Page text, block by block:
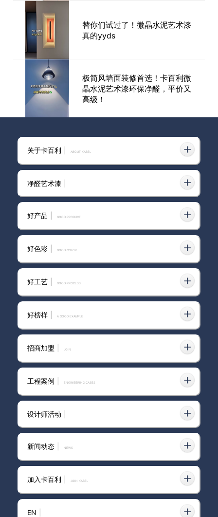
艺术漆厂家怎么选？卡百利净醛
蛋壳光助你打造耐用又美的奶油
风墙面
替你们试过了！微晶水泥艺术漆
真的yyds
极简风墙面装修首选！卡百利微
晶水泥艺术漆环保净醛，平价又
高级！
耐看客餐厅推荐微晶水泥艺术漆
卡百利微晶水泥艺术漆：打造侘
寂风墙面质感，平价实用又环
晶水泥艺术漆
卡百利艺术漆：新一代墙面装饰
材料的优势与不足
进口水性艺术漆厂家
行业内可靠的艺术漆加盟找哪
建邺区净醛艺术漆品牌众多，究
关于卡百利 ABOUT KABEL
净醛艺术漆
好产品 GOOD PRODUCT
好色彩 GOOD COLOR
好工艺 GOOD PROCESS
好榜样 A GOOD EXAMPLE
招商加盟 join
工程案例 ENGINEERING CASES
设计师活动
新闻动态 news
加入卡百利 JOIN KABEL
EN